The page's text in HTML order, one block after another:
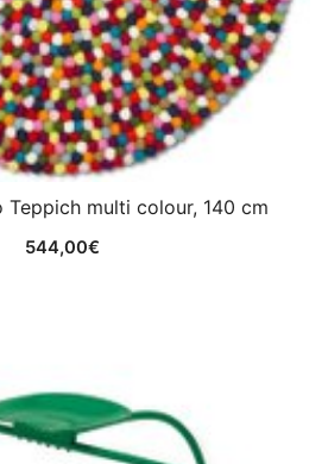
Teppich multi colour, 140 cm
544,00€